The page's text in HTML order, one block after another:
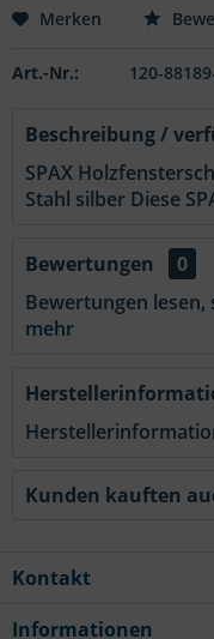
Merken
Art.-Nr.: 120-
Beschreibung /
SPAX
Stahl silber Diese
Bewertungen
0
Bewertungen
mehr
Kunden kauften
Kontakt
Informationen